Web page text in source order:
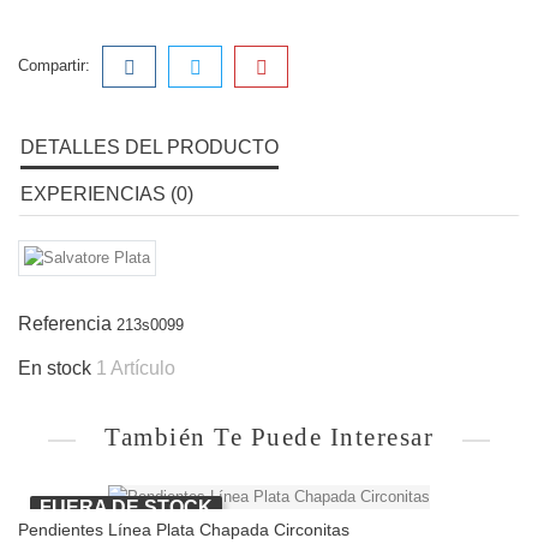
Compartir:
DETALLES DEL PRODUCTO
EXPERIENCIAS (0)
Referencia 213s0099
En stock 1 Artículo
También Te Puede Interesar
FUERA DE STOCK
Pendientes Línea Plata Chapada Circonitas